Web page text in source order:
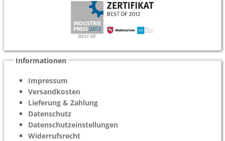
Informationen
Impressum
Versandkosten
Lieferung & Zahlung
Datenschutz
Datenschutzeinstellungen
Widerrufsrecht